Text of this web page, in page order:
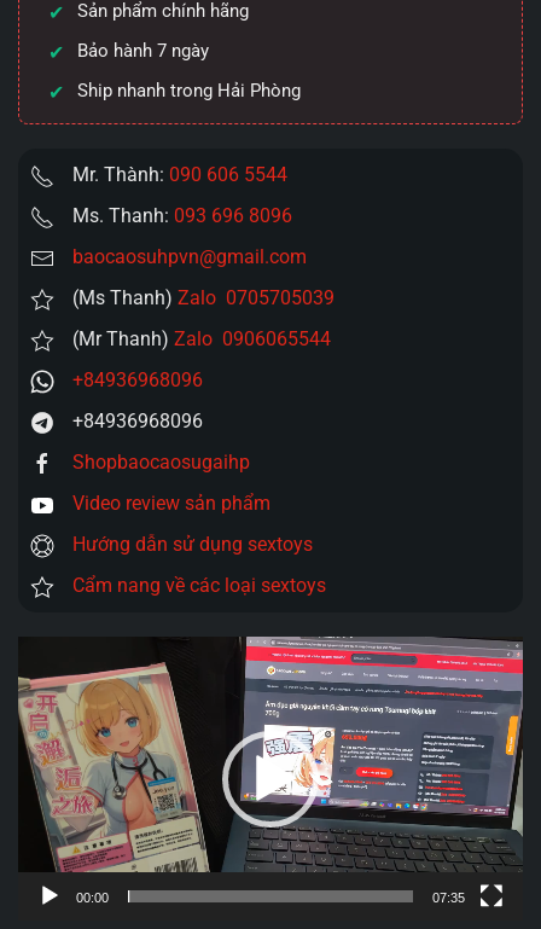
700g
số
lượng
Sản phẩm chính hãng
Bảo hành 7 ngày
Ship nhanh trong Hải Phòng
Mr. Thành: 090 606 5544
Ms. Thanh: 093 696 8096
baocaosuhpvn@gmail.com
(Ms Thanh) Zalo 0705705039
(Mr Thanh) Zalo 0906065544
+84936968096
+84936968096
Shopbaocaosugaihp
Video review sản phẩm
Hướng dẫn sử dụng sextoys
Cẩm nang về các loại sextoys
chơi
Video
00:00 07:35